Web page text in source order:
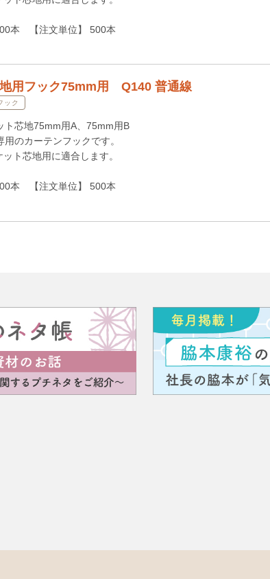
本 【注文単位】 500本
用フック75mm用 Q140 普通線
ック
ト芯地75mm用A、75mm用B
のカーテンフックです。
ト芯地用に適合します。
本 【注文単位】 500本